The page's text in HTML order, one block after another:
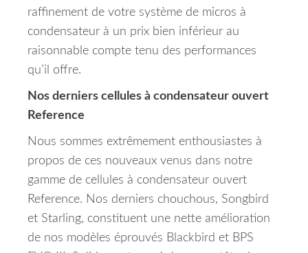
raffinement de votre système de micros à
condensateur à un prix bien inférieur au
raisonnable compte tenu des performances
qu’il offre.
Nos derniers cellules à condensateur ouvert
Reference
Nous sommes extrêmement enthousiastes à
propos de ces nouveaux venus dans notre
gamme de cellules à condensateur ouvert
Reference. Nos derniers chouchous, Songbird
et Starling, constituent une nette amélioration
de nos modèles éprouvés Blackbird et BPS